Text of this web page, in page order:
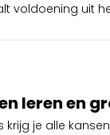
voldoening uit
leren en
krijg je alle